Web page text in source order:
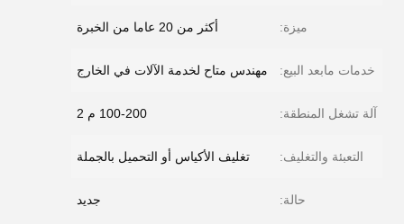
ميزة: أكثر من 20 عاما من الخبرة
خدمات مابعد البيع: مهندس متاح لخدمة الآلات في الخارج
آلة تشغل المنطقة: 100-200 م 2
التعبئة والتغليف: تغليف الأكياس أو التحميل بالجملة
حالة: جديد